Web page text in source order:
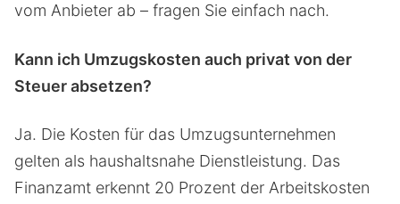
vom Anbieter ab – fragen Sie einfach nach.
Kann ich Umzugskosten auch privat von der
Steuer absetzen?
Ja. Die Kosten für das Umzugsunternehmen
gelten als haushaltsnahe Dienstleistung. Das
Finanzamt erkennt 20 Prozent der Arbeitskosten